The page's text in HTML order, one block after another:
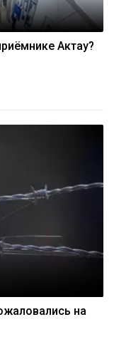
Актау?
на